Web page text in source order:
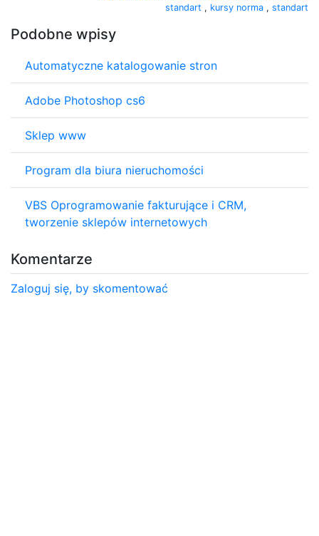
standart , kursy norma , standart
Podobne wpisy
Automatyczne katalogowanie stron
Adobe Photoshop cs6
Sklep www
Program dla biura nieruchomości
VBS Oprogramowanie fakturujące i CRM,
tworzenie sklepów internetowych
Komentarze
Zaloguj się, by skomentować